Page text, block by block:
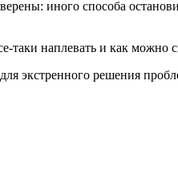
иного способа
наплевать и как можно
экстренного решения